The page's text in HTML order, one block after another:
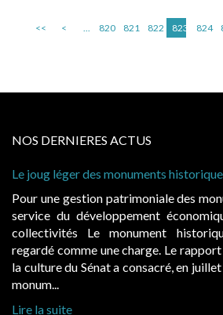
<< < ... 820 821 822 823 824
NOS DERNIERES ACTUS
Le joug léger des monuments
Pour une gestion patrimoniale des
service du développement
collectivités Le monument
regardé comme une charge. Le
la culture du Sénat a consacré, en
monum...
Lire la suite